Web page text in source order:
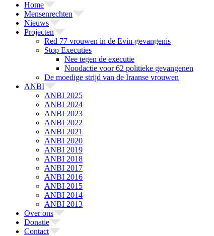
Home
Mensenrechten
Nieuws
Projecten
Red 77 vrouwen in de Evin-gevangenis
Stop Executies
Nee tegen de executie
Noodactie voor 62 politieke gevangenen
De moedige strijd van de Iraanse vrouwen
ANBI
ANBI 2025
ANBI 2024
ANBI 2023
ANBI 2022
ANBI 2021
ANBI 2020
ANBI 2019
ANBI 2018
ANBI 2017
ANBI 2016
ANBI 2015
ANBI 2014
ANBI 2013
Over ons
Donatie
Contact